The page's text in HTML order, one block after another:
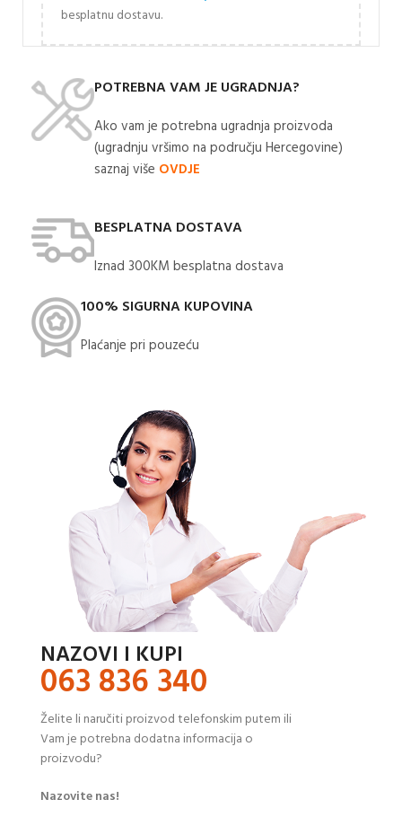
besplatnu dostavu.
POTREBNA VAM JE UGRADNJA?
Ako vam je potrebna ugradnja proizvoda
(ugradnju vršimo na području Hercegovine)
saznaj više OVDJE
BESPLATNA DOSTAVA
Iznad 300KM besplatna dostava​
100% SIGURNA KUPOVINA
Plaćanje pri pouzeću
NAZOVI I KUPI
063 836 340
Želite li naručiti proizvod telefonskim putem ili
Vam je potrebna dodatna informacija o
proizvodu?
Nazovite nas!